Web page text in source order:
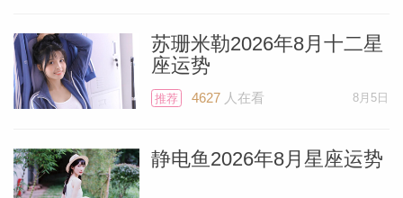
你现在可能会体验到一股独创的冲动。天才
的古怪行星天王星正在你星盘中最具表现力
一些东西，传达你对生活的独特看法。你现
在可能不想跟随别人的榜样，因为你的工作
苏珊米勒2026年8月十二星
座运势
推荐 4627人在看 8月5日
静电鱼2026年8月星座运势